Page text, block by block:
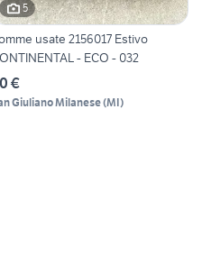
5
usate 2156017 Estivo
- ECO - 032
€
Giuliano Milanese(MI)